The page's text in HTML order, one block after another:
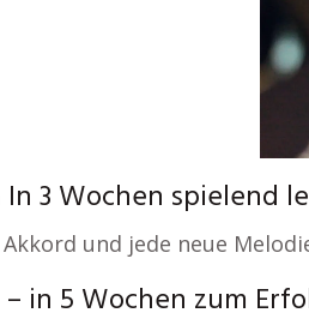
3 Wochen spielend
und jede neue
in 5 Wochen zum